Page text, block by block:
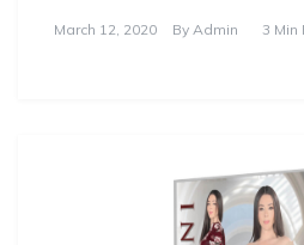
March 12, 2020 By Admin 3 Min